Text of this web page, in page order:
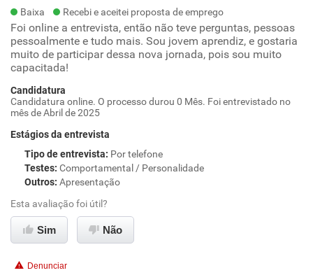
Baixa Recebi e aceitei proposta de emprego
Foi online a entrevista, então não teve perguntas, pessoas
pessoalmente e tudo mais. Sou jovem aprendiz, e gostaria
muito de participar dessa nova jornada, pois sou muito
capacitada!
Candidatura
Candidatura online. O processo durou 0 Mês. Foi entrevistado no
mês de Abril de 2025
Estágios da entrevista
Tipo de entrevista: Por telefone
Testes: Comportamental / Personalidade
Outros: Apresentação
Esta avaliação foi útil?
Sim Não
Denunciar